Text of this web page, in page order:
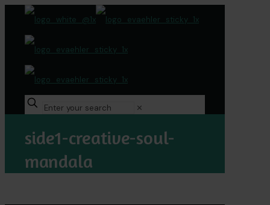
✕
side1-creative-soul-
mandala